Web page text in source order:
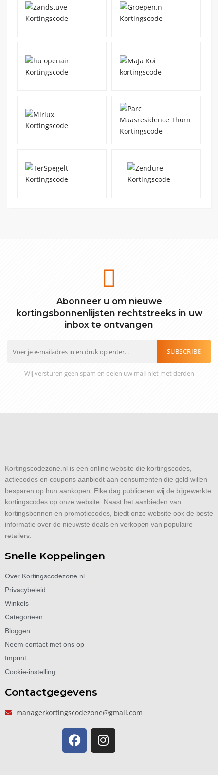
Abonneer u om nieuwe
kortingsbonnenlijsten rechtstreeks in uw
inbox te ontvangen
SUBSCRIBE
Wij versturen geen spam en delen uw mail niet met derden
Kortingscodezone.nl is een online website die kortingscodes,
actiecodes en coupons aanbiedt aan consumenten die geld willen
besparen op hun aankopen. Elke dag publiceren wij de bijgewerkte
kortingscodes op onze website. Naast het aanbieden van
kortingsbonnen en promotiecodes, biedt onze website ook de beste
informatie over de nieuwste deals en verkopen van populaire
retailers.
Snelle Koppelingen
Over Kortingscodezone.nl
Privacybeleid
Winkels
Categorieen
Bloggen
Neem contact met ons op
Imprint
Cookie-instelling
Contactgegevens
managerkortingscodezone@gmail.com